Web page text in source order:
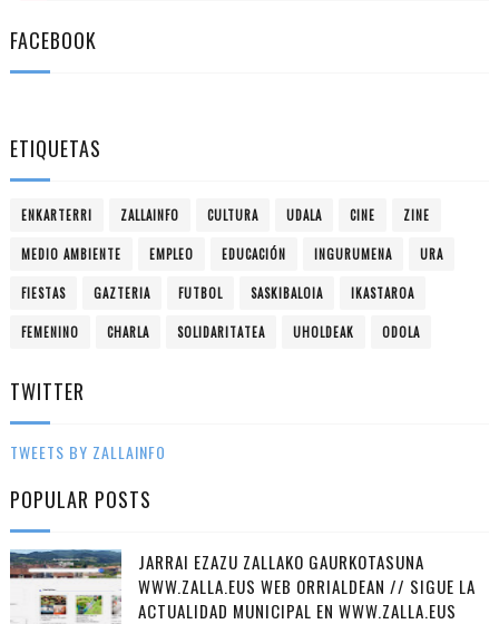
FACEBOOK
ETIQUETAS
ENKARTERRI ZALLAINFO CULTURA UDALA CINE ZINE
MEDIO AMBIENTE EMPLEO EDUCACIÓN INGURUMENA URA
FIESTAS GAZTERIA FUTBOL SASKIBALOIA IKASTAROA
FEMENINO CHARLA SOLIDARITATEA UHOLDEAK ODOLA
TWITTER
TWEETS BY ZALLAINFO
POPULAR POSTS
JARRAI EZAZU ZALLAKO GAURKOTASUNA
WWW.ZALLA.EUS WEB ORRIALDEAN // SIGUE LA
ACTUALIDAD MUNICIPAL EN WWW.ZALLA.EUS